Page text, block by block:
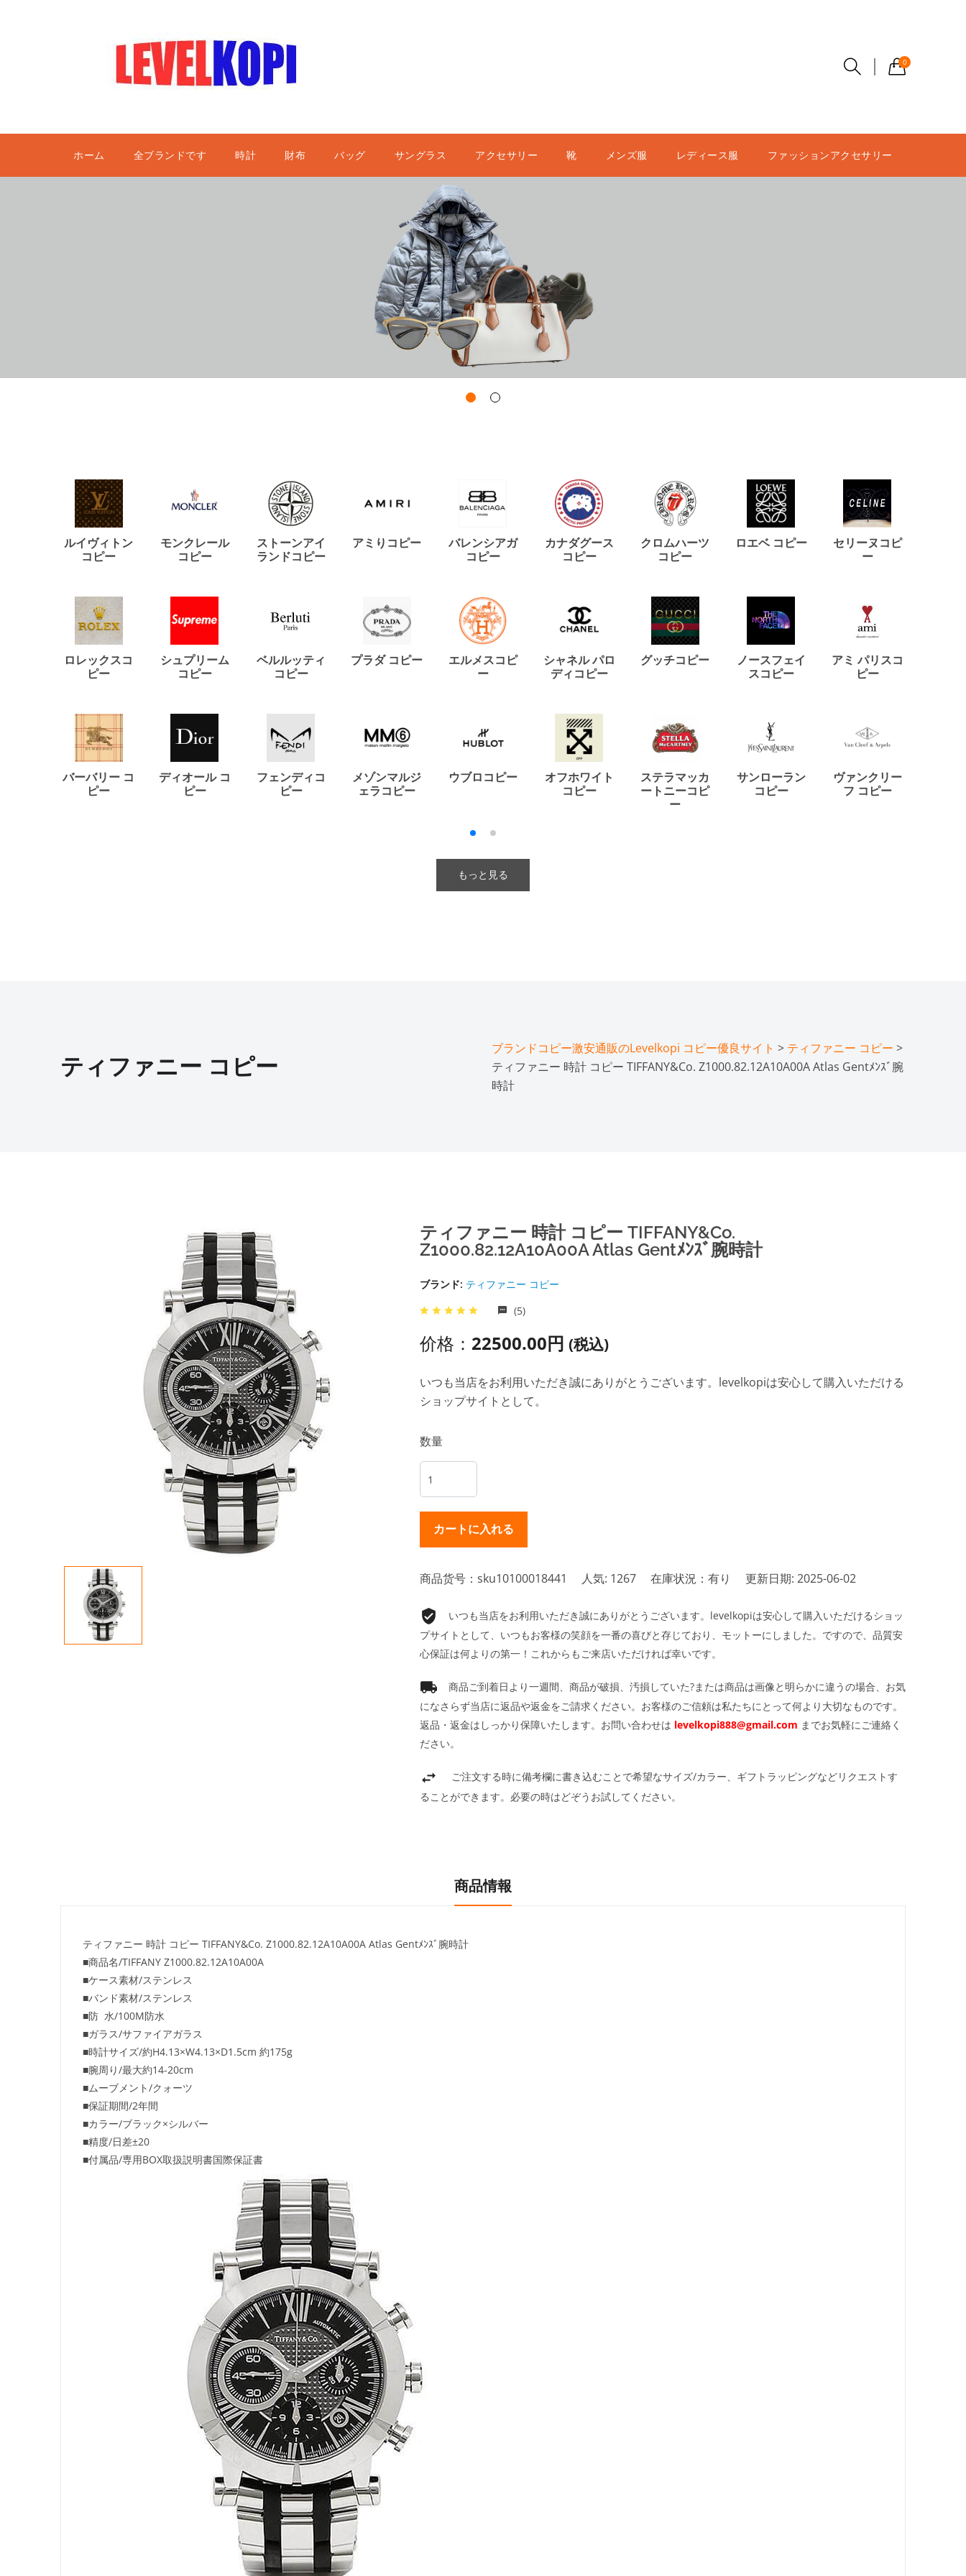
0
ホーム 全ブランドです 時計 財布 バッグ サングラス アクセサリー 靴 メンズ服 レディース服 ファッションアクセサリー
ルイヴィトン
コピー
モンクレール
コピー
ストーンアイ
ランドコピー
アミりコピー
バレンシアガ
コピー
カナダグース
コピー
クロムハーツ
コピー
ロエベ コピー
セリーヌコピ
ー
ロレックスコ
ピー
シュプリーム
コピー
ベルルッティ
コピー
プラダ コピー
エルメスコピ
ー
シャネル パロ
ディコピー
グッチコピー
ノースフェイ
スコピー
アミ パリスコ
ピー
バーバリー コ
ピー
ディオール コ
ピー
フェンディコ
ピー
メゾンマルジ
ェラコピー
ウブロコピー
オフホワイト
コピー
ステラマッカ
ートニーコピ
ー
サンローラン
コピー
ヴァンクリー
フ コピー
もっと見る
ティファニー コピー
ブランドコピー激安通販のLevelkopi コピー優良サイト > ティファニー コピー >
ティファニー 時計 コピー TIFFANY&Co. Z1000.82.12A10A00A Atlas Gentﾒﾝｽﾞ腕
時計
ティファニー 時計 コピー TIFFANY&Co.
Z1000.82.12A10A00A Atlas Gentﾒﾝｽﾞ腕時計
ブランド: ティファニー コピー
(5)
价格： 22500.00円 (税込)
いつも当店をお利用いただき誠にありがとうございます。levelkopiは安心して購入いただける
ショップサイトとして。
数量
商品货号：sku10100018441 人気: 1267 在庫状況：有り 更新日期: 2025-06-02
いつも当店をお利用いただき誠にありがとうございます。levelkopiは安心して購入いただけるショッ
プサイトとして、いつもお客様の笑顔を一番の喜びと存じており、モットーにしました。ですので、品質安
心保証は何よりの第一！これからもご来店いただければ幸いです。
商品ご到着日より一週間、商品が破損、汚損していた?または商品は画像と明らかに違うの場合、お気
になさらず当店に返品や返金をご請求ください。お客様のご信頼は私たちにとって何より大切なものです。
返品・返金はしっかり保障いたします。お問い合わせは levelkopi888@gmail.com までお気軽にご連絡く
ださい。
ご注文する時に備考欄に書き込むことで希望なサイズ/カラー、ギフトラッピングなどリクエストす
ることができます。必要の時はどぞうお試してください。
商品情報
ティファニー 時計 コピー TIFFANY&Co. Z1000.82.12A10A00A Atlas Gentﾒﾝｽﾞ腕時計
■商品名/TIFFANY Z1000.82.12A10A00A
■ケース素材/ステンレス
■バンド素材/ステンレス
■防 水/100M防水
■ガラス/サファイアガラス
■時計サイズ/約H4.13×W4.13×D1.5cm 約175g
■腕周り/最大約14-20cm
■ムーブメント/クォーツ
■保証期間/2年間
■カラー/ブラック×シルバー
■精度/日差±20
■付属品/専用BOX取扱説明書国際保証書